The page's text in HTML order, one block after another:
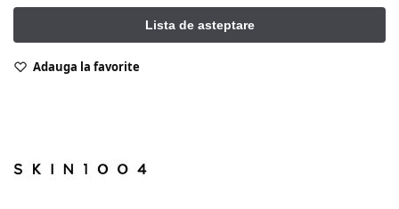
Adauga la favorite